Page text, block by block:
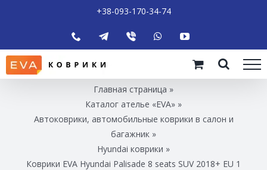
+38-093-170-34-74
Главная страница »
Каталог ателье «EVA» »
Автоковрики, автомобильные коврики в салон и
багажник »
Hyundai коврики »
Коврики EVA Hyundai Palisade 8 seats SUV 2018+ EU 1